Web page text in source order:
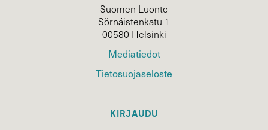
Suomen Luonto
Sörnäistenkatu 1
00580 Helsinki
Mediatiedot
Tietosuojaseloste
KIRJAUDU